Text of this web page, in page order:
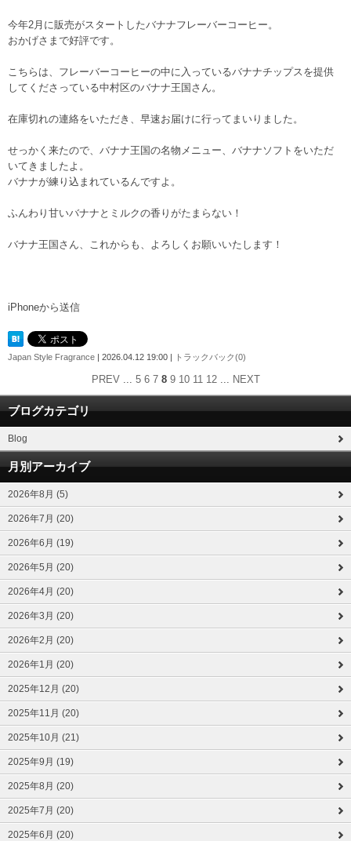
今年2月に販売がスタートしたバナナフレーバーコーヒー。
おかげさまで好評です。
こちらは、フレーバーコーヒーの中に入っているバナナチップスを提供
してくださっている中村区のバナナ王国さん。
在庫切れの連絡をいただき、早速お届けに行ってまいりました。
せっかく来たので、バナナ王国の名物メニュー、バナナソフトをいただ
いてきましたよ。
バナナが練り込まれているんですよ。
ふんわり甘いバナナとミルクの香りがたまらない！
バナナ王国さん、これからも、よろしくお願いいたします！
iPhoneから送信
Japan Style Fragrance | 2026.04.12 19:00 | トラックバック(0)
PREV... 5 6 7 8 9 10 11 12... NEXT
ブログカテゴリ
Blog
月別アーカイブ
2026年8月 (5)
2026年7月 (20)
2026年6月 (19)
2026年5月 (20)
2026年4月 (20)
2026年3月 (20)
2026年2月 (20)
2026年1月 (20)
2025年12月 (20)
2025年11月 (20)
2025年10月 (21)
2025年9月 (19)
2025年8月 (20)
2025年7月 (20)
2025年6月 (20)